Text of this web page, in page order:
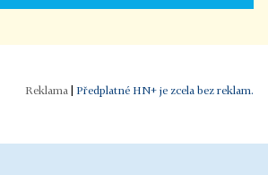
Předplatné HN+ je zcela bez reklam.